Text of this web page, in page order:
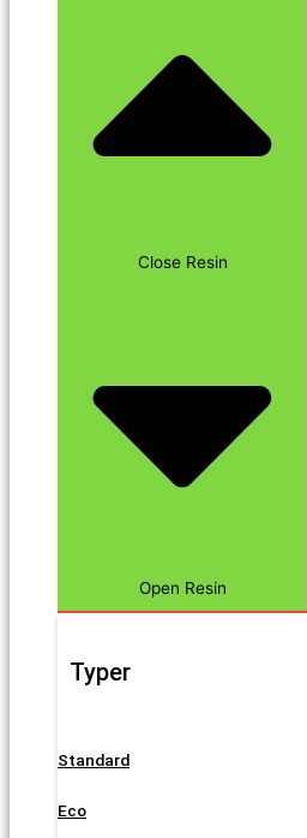
Close Resin
Open Resin
Typer
Standard
Eco